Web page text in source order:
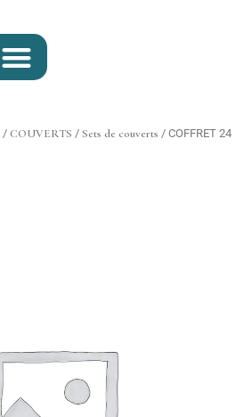
/ COUVERTS / Sets de couverts / COFFRET 24